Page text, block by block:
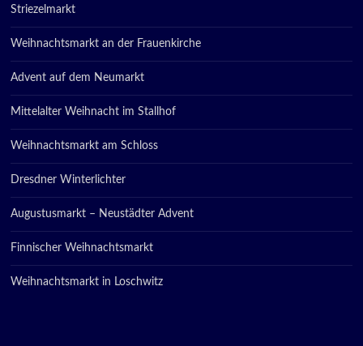
Striezelmarkt
Weihnachtsmarkt an der Frauenkirche
Advent auf dem Neumarkt
Mittelalter Weihnacht im Stallhof
Weihnachtsmarkt am Schloss
Dresdner Winterlichter
Augustusmarkt – Neustädter Advent
Finnischer Weihnachtsmarkt
Weihnachtsmarkt in Loschwitz